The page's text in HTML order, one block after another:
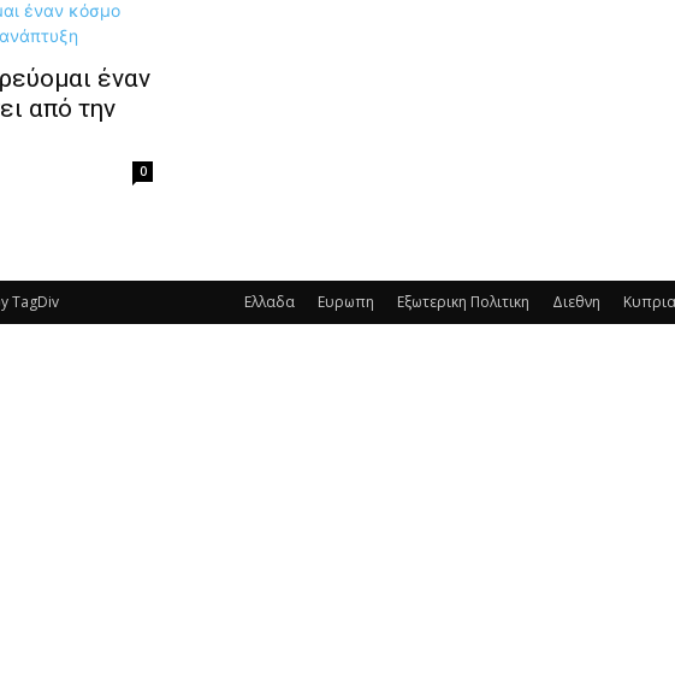
έναν
από την
0
Ελλαδα Ευρωπη Εξωτερικη Πολιτικη Διεθνη
TagDiv